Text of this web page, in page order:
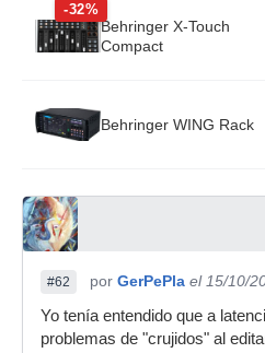
-32%
Behringer X-Touch
Compact
Behringer WING Rack
#62 por GerPePla el 15/10/
Yo tenía entendido que a
problemas de "crujidos" al